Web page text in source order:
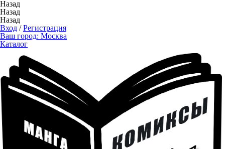
Назад
Назад
Назад
Вход /Регистрация
Ваш город: Москва
Каталог